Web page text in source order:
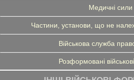
Медичні сили
Частини, установи, що не
Військова служба
Розформовані